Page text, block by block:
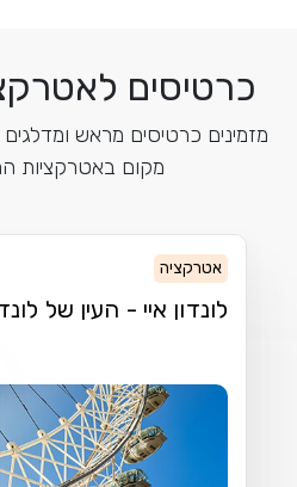
כרטיסים
מזמינים כרטיסים מראש
מקום באטרקציות
אטרקציה
לונדון איי - העין של